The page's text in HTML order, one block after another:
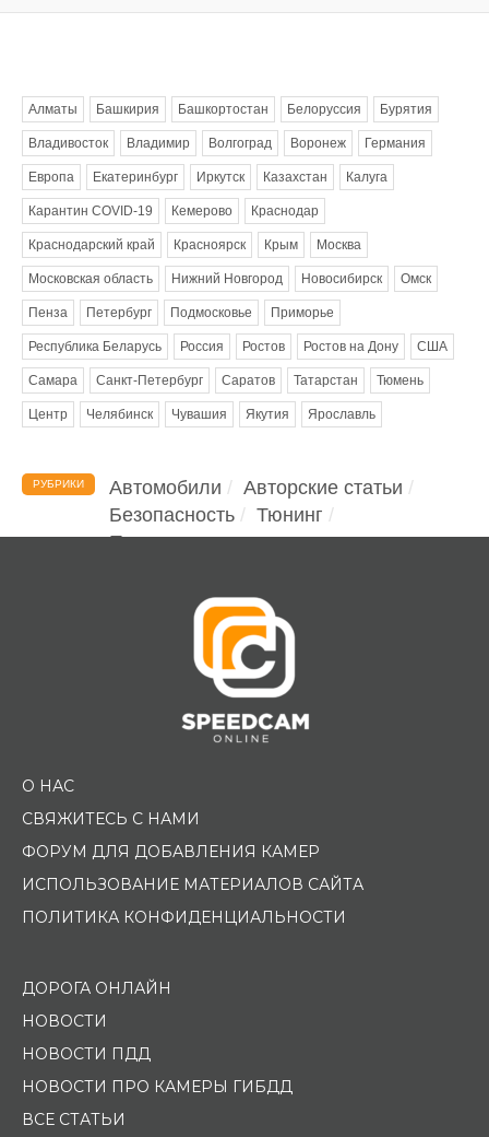
Алматы Башкирия Башкортостан Белоруссия Бурятия
Владивосток Владимир Волгоград Воронеж Германия
Европа Екатеринбург Иркутск Казахстан Калуга
Карантин COVID-19 Кемерово Краснодар
Краснодарский край Красноярск Крым Москва
Московская область Нижний Новгород Новосибирск Омск
Пенза Петербург Подмосковье Приморье
Республика Беларусь Россия Ростов Ростов на Дону США
Самара Санкт-Петербург Саратов Татарстан Тюмень
Центр Челябинск Чувашия Якутия Ярославль
РУБРИКИ Автомобили
Авторские статьи
Безопасность
Тюнинг
Помощь водителю
О НАС
СВЯЖИТЕСЬ С НАМИ
ФОРУМ ДЛЯ ДОБАВЛЕНИЯ КАМЕР
ИСПОЛЬЗОВАНИЕ МАТЕРИАЛОВ САЙТА
ПОЛИТИКА КОНФИДЕНЦИАЛЬНОСТИ
ДОРОГА ОНЛАЙН
НОВОСТИ
НОВОСТИ ПДД
НОВОСТИ ПРО КАМЕРЫ ГИБДД
ВСЕ СТАТЬИ